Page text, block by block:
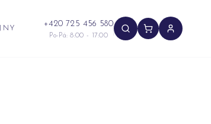
+420 725 456 580
Po-Pá: 8:00 - 17:00